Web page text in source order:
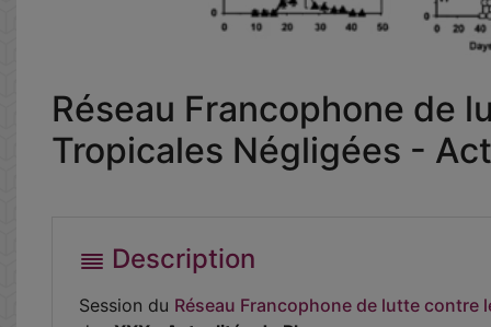
Réseau Francophone de
Tropicales Négligées -
Description
Session du Réseau Francophone de lutte contre